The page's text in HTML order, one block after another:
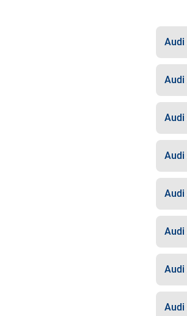
Audi
Audi
Audi
Audi
Audi
Audi
Audi
Audi